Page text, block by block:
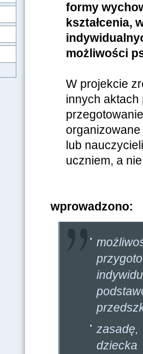
formy
kształcenia,
możliwości
W projekcie
innych
lub
uczniem, a
wprowadzono: